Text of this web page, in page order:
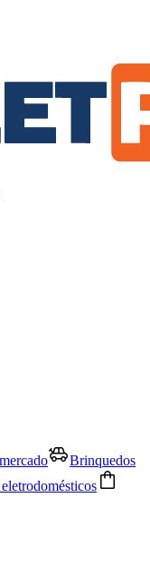
Brinquedos